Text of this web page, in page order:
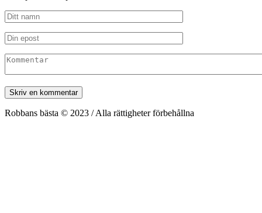
Robbans bästa © 2023 / Alla rättigheter förbehållna